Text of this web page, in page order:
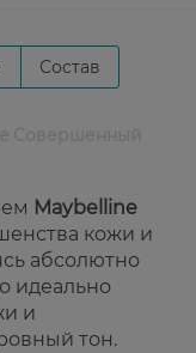
Состав
Maybelline
кожи и
абсолютно
идеально
и
тон.